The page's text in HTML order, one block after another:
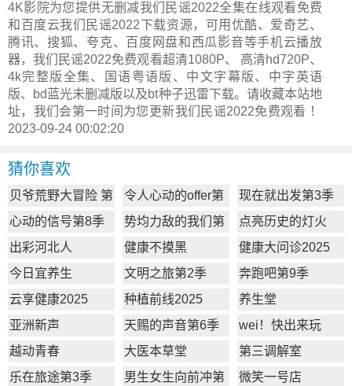
4K影院为您提供无删减我们民谣2022全集在线观看免费
和百度云我们民谣2022下载资源，可用优酷、爱奇艺、
腾讯、搜狐、夸克、百度网盘和西瓜影音等手机云播放
器，我们民谣2022免费观看超清1080P、 高清hd720P、
4k完整版全集、国语粤语版、中文字幕版、中字英语
版、bd蓝光未删减版以及bt种子迅雷下载。请收藏本站地
址，我们会第一时间为您更新我们民谣2022免费观看 ！
2023-09-24 00:02:20
猜你喜欢
贝爷荒野大冒险 第
一季
令人心动的offer第
7季
现在就出发第3季
心动的信号第8季
势均力敌的我们第
2季
点亮历史的灯火
出彩河北人
健康不摸黑
健康大问诊2025
今日宜养生
文明之旅第2季
奔跑吧第9季
云享健康2025
种植前线2025
养生堂
亚洲新声
天赐的声音第6季
wei！快出来玩
越动青春
大医本草堂
第三调解室
乐在旅途第3季
男生女生向前冲第 微笑一号店